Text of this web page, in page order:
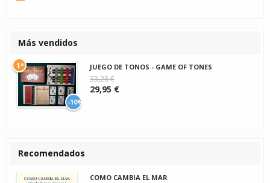
Más vendidos
-10%
JUEGO DE TONOS - GAME OF TONES
33,28 €
29,95 €
1º
Recomendados
COMO CAMBIA EL MAR